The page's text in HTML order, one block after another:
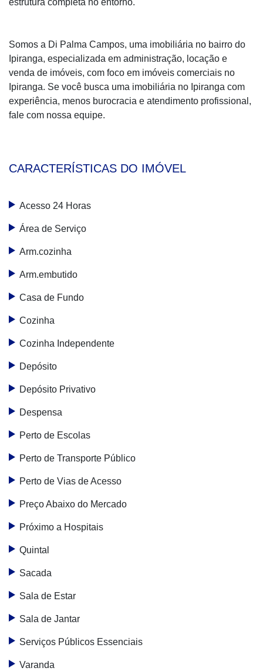
estrutura completa no entorno.
Somos a Di Palma Campos, uma imobiliária no bairro do
Ipiranga, especializada em administração, locação e
venda de imóveis, com foco em imóveis comerciais no
Ipiranga. Se você busca uma imobiliária no Ipiranga com
experiência, menos burocracia e atendimento profissional,
fale com nossa equipe.
CARACTERÍSTICAS DO IMÓVEL
Acesso 24 Horas
Área de Serviço
Arm.cozinha
Arm.embutido
Casa de Fundo
Cozinha
Cozinha Independente
Depósito
Depósito Privativo
Despensa
Perto de Escolas
Perto de Transporte Público
Perto de Vias de Acesso
Preço Abaixo do Mercado
Próximo a Hospitais
Quintal
Sacada
Sala de Estar
Sala de Jantar
Serviços Públicos Essenciais
Varanda